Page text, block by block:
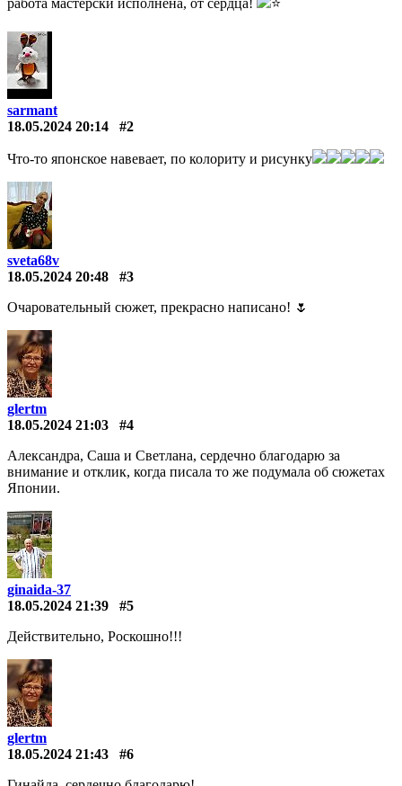
работа мастерски исполнена, от сердца!
⭐
sarmant
18.05.2024 20:14
#2
Что-то японское навевает, по колориту и рисунку
sveta68v
18.05.2024 20:48
#3
Очаровательный сюжет, прекрасно написано! 🌷
glertm
18.05.2024 21:03
#4
Александра, Саша и Светлана, сердечно благодарю за
внимание и отклик, когда писала то же подумала об сюжетах
Японии.
ginaida-37
18.05.2024 21:39
#5
Действительно, Роскошно!!!
glertm
18.05.2024 21:43
#6